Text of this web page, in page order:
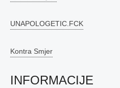
UNAPOLOGETIC.FCK
Kontra Smjer
INFORMACIJE